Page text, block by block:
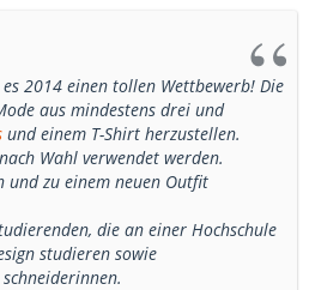
2014 einen tollen Wettbewerb! Die
aus mindestens drei und
und einem T-Shirt herzustellen.
Wahl verwendet werden.
und zu einem neuen Outfit
die an einer Hochschule
studieren sowie